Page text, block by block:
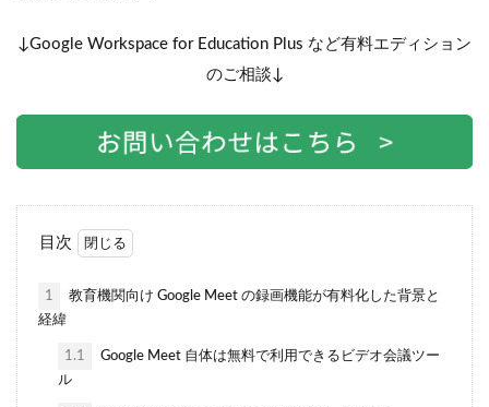
↓Google Workspace for Education Plus など有料エディション
のご相談↓
目次
1
教育機関向け Google Meet の録画機能が有料化した背景と
経緯
1.1
Google Meet 自体は無料で利用できるビデオ会議ツー
ル